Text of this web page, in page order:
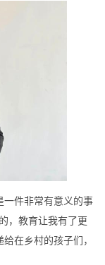
一件非常有意义的事
，教育让我有了更
在乡村的孩子们，